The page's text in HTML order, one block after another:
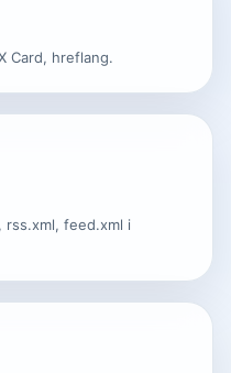
Card, hreflang.
feed.xml i